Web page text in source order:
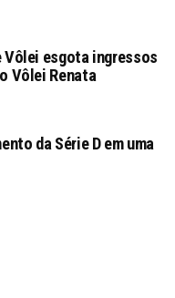
esgota ingressos
Vôlei Renata
da Série D em uma